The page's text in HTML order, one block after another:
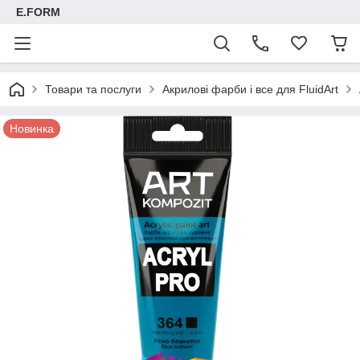
E.FORM
Товари та послуги Акрилові фарби і все для FluidArt
Новинка